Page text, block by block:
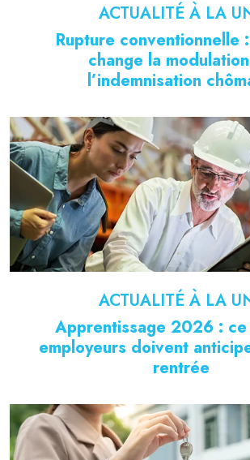
ACTUALITÉ À LA
Rupture conventionnelle
change la
l’indemnisation
ACTUALITÉ À LA
Apprentissage 2026 :
employeurs doivent
rentrée